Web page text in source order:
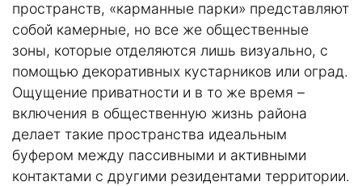
пространств, «карманные парки» представляют
собой камерные, но все же общественные
зоны, которые отделяются лишь визуально, с
помощью декоративных кустарников или оград.
Ощущение приватности и в то же время –
включения в общественную жизнь района
делает такие пространства идеальным
буфером между пассивными и активными
контактами с другими резидентами территории.